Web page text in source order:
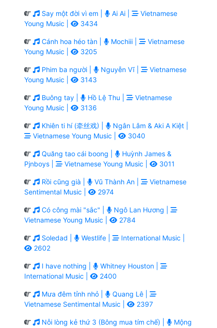
Say một đời vì em | Ai Ai |
Vietnamese
Young Music |
3434
Cánh hoa héo tàn | Mochiii |
Vietnamese
Young Music |
3205
Phim ba người | Nguyễn Vĩ |
Vietnamese
Young Music |
3143
Buông tay | Hồ Lệ Thu |
Vietnamese
Young Music |
3136
Khiên ti hí (牵丝戏) |
Ngân Lâm & Aki A Kiệt |
Vietnamese Young Music |
3040
Quăng tao cái boong |
Huỳnh James &
Pjnboys |
Vietnamese Young Music | 3011
Rồi cũng già | Vũ Thành An |
Vietnamese
Sentimental Music |
2974
Có công mài "sắc" |
Ngô Lan Hương |
Vietnamese Young Music |
2784
Soledad | Westlife |
International Music |
2602
I have nothing |
Whitney Houston |
International Music |
2400
Mưa đêm tỉnh nhỏ |
Quang Lê |
Vietnamese Sentimental Music |
2397
Nỗi lòng kẻ thứ 3 (Bông mua tím chế) |
Mộng